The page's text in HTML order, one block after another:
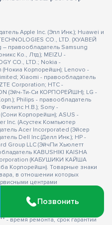
Apple Inc. (Эпл Инк.); Huawei и
CO., LTD. (ХУАВЕЙ
правообладатель Samsung
Ко., Лтд.); MEIZU -
CO., LTD.; Nokia -
(Нокиа Корпорейшн); Lenovo -
Xiaomi - правообладатель
Corporation; HTC -
(Эйч-Ти-Си КОРПОРЕЙШН); LG -
Philips - правообладатель
Филипс Н.В.); Sony -
Корпорейшн); ASUS -
Inc. (Асустек Компьютер
Acer Incorporated (Эйсер
Dell Inc.(Делл Инк.); HP -
Group LLC (ЭйчПи Хьюлетт
KABUSHIKI KAISHA
(КАБУШИКИ КАЙША
Корпорейшн). Товарные знаки
в отношении которых
центрами
сервисных
компаниями Правообладателями
представителями в
введены в гражданский
- время ремонта, срок гарантии
Позвонить